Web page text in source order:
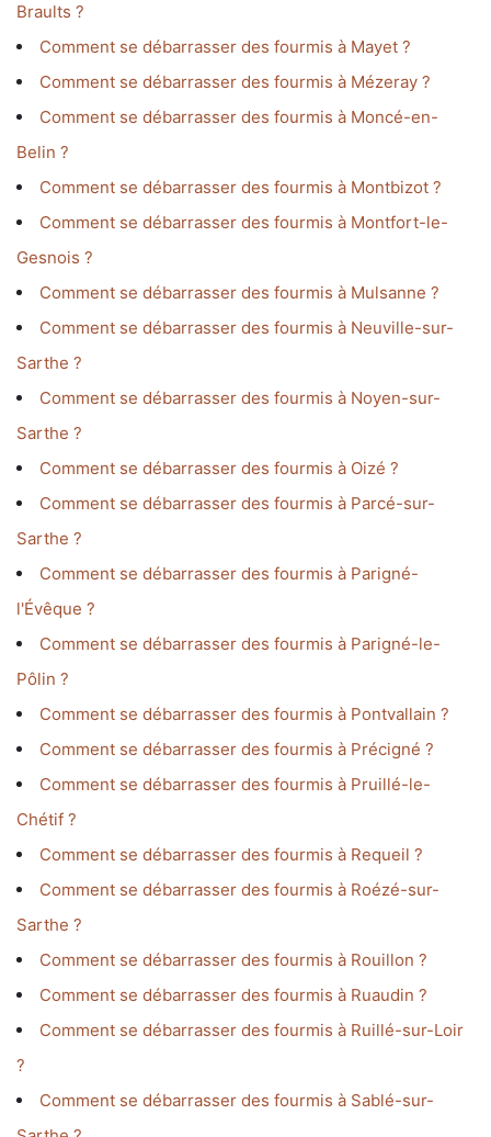
Braults ?
Comment se débarrasser des fourmis à Mayet ?
Comment se débarrasser des fourmis à Mézeray ?
Comment se débarrasser des fourmis à Moncé-en-
Belin ?
Comment se débarrasser des fourmis à Montbizot ?
Comment se débarrasser des fourmis à Montfort-le-
Gesnois ?
Comment se débarrasser des fourmis à Mulsanne ?
Comment se débarrasser des fourmis à Neuville-sur-
Sarthe ?
Comment se débarrasser des fourmis à Noyen-sur-
Sarthe ?
Comment se débarrasser des fourmis à Oizé ?
Comment se débarrasser des fourmis à Parcé-sur-
Sarthe ?
Comment se débarrasser des fourmis à Parigné-
l'Évêque ?
Comment se débarrasser des fourmis à Parigné-le-
Pôlin ?
Comment se débarrasser des fourmis à Pontvallain ?
Comment se débarrasser des fourmis à Précigné ?
Comment se débarrasser des fourmis à Pruillé-le-
Chétif ?
Comment se débarrasser des fourmis à Requeil ?
Comment se débarrasser des fourmis à Roézé-sur-
Sarthe ?
Comment se débarrasser des fourmis à Rouillon ?
Comment se débarrasser des fourmis à Ruaudin ?
Comment se débarrasser des fourmis à Ruillé-sur-Loir
?
Comment se débarrasser des fourmis à Sablé-sur-